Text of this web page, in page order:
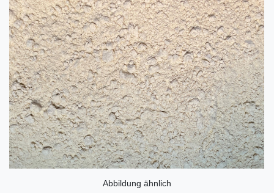
Abbildung ähnlich